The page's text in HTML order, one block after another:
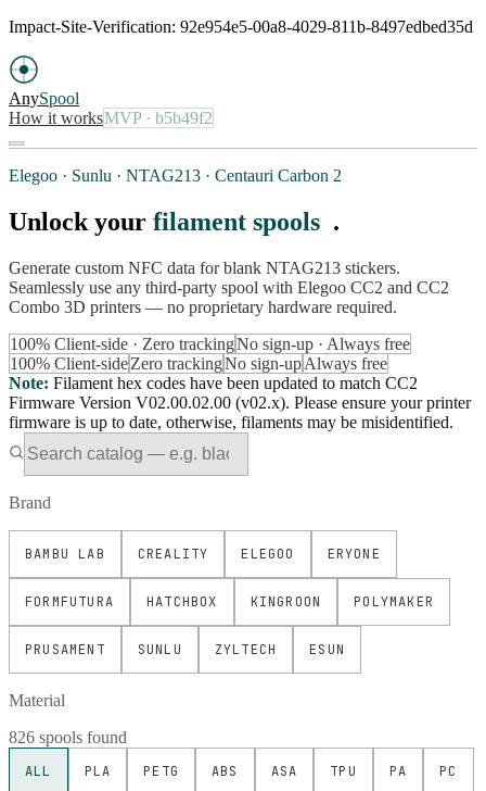
Impact-Site-Verification: 92e954e5-00a8-4029-811b-8497edbed35d
AnySpool
How it worksMVP· b5b49f2
Elegoo · Sunlu · NTAG213 · Centauri Carbon 2
Unlock your filament spools .
Generate custom NFC data for blank NTAG213 stickers.
Seamlessly use any third-party spool with Elegoo CC2 and CC2
Combo 3D printers — no proprietary hardware required.
100% Client-side · Zero trackingNo sign-up · Always free
100% Client-sideZero trackingNo sign-upAlways free
Note: Filament hex codes have been updated to match CC2
Firmware Version V02.00.02.00 (v02.x). Please ensure your printer
firmware is up to date, otherwise, filaments may be misidentified.
Brand
BAMBU LAB CREALITY ELEGOO ERYONE
FORMFUTURA HATCHBOX KINGROON POLYMAKER
PRUSAMENT SUNLU ZYLTECH ESUN
Material
826 spools found
ALL PLA PETG ABS ASA TPU PA PC